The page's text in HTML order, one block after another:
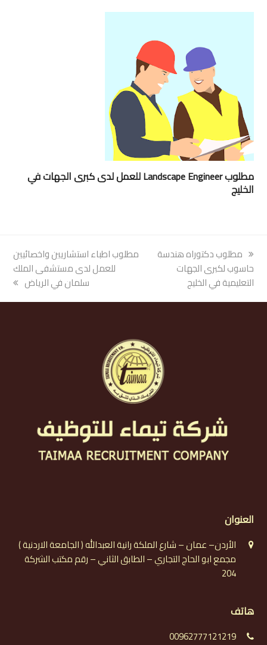
مطلوب Landscape Engineer للعمل لدى كبرى الجهات في
الخليج
previous
post:
مطلوب دكتوراه هندسة
حاسوب لكبرى الجهات
التعليمية في الخليج
next
مطلوب اطباء استشاريين واخصائيين
للعمل لدى مستشفى الملك
سلمان في الرياض
العنوان
الأردن– عمان – شارع الملكة رانية العبدالله ( الجامعة الاردنية )
مجمع ابو الحاج التجاري – الطابق الثاني – رقم مكتب الشركة
204
هاتف
00962777121219